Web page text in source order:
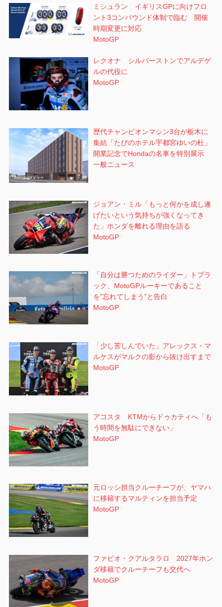
ミシュラン イギリスGPに向けフロ
ント3コンパウンド体制で臨む 開催
時期変更に対応
MotoGP
レクオナ シルバーストンでアルデゲ
ルの代役に
MotoGP
歴代チャンピオンマシン3台が栃木に
集結「たびのホテル宇都宮ゆいの杜」
開業記念でHondaの名車を特別展示
一般ニュース
ジョアン・ミル「もっと何かを成し遂
げたいという気持ちが強くなってき
た」ホンダを離れる理由を語る
MotoGP
「自分は勝つためのライダー」トプラ
ック、MotoGPルーキーであること
を”忘れてしまう”と告白
MotoGP
「少し苦しんでいた」アレックス・マ
ルケスがマルクの影から抜け出すまで
MotoGP
アコスタ KTMからドゥカティへ「も
う時間を無駄にできない」
MotoGP
元ロッシ担当クルーチーフが、ヤマハ
に移籍するマルティンを担当予定
MotoGP
ファビオ・クアルタラロ 2027年ホン
ダ移籍でクルーチーフも交代へ
MotoGP